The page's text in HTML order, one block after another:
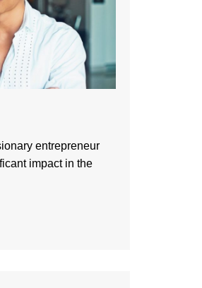
entrepreneur
impact in the